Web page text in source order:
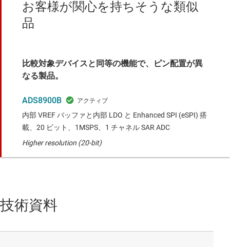
お客様が関心を持ちそうな類似
品
比較対象デバイスと同等の機能で、ピン配置が異
なる製品。
ADS8900B
内部 VREF バッファと内部 LDO と Enhanced SPI (eSPI) 搭
載、20 ビット、1MSPS、1 チャネル SAR ADC
Higher resolution (20-bit)
技術資料